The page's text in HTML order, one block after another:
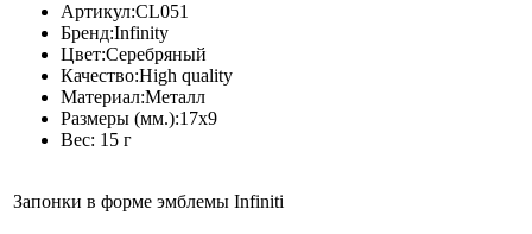
Артикул:CL051
Бренд:Infinity
Цвет:Серебряный
Качество:High quality
Материал:Металл
Размеры (мм.):17x9
Вес: 15 г
Запонки в форме эмблемы Infiniti